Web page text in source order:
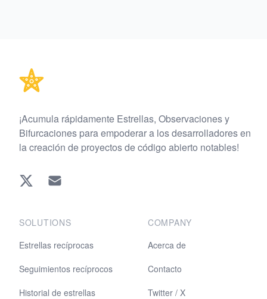
¡Acumula rápidamente Estrellas, Observaciones y
Bifurcaciones para empoderar a los desarrolladores en
la creación de proyectos de código abierto notables!
Twitter EMAIL
SOLUTIONS
Estrellas recíprocas
Seguimientos recíprocos
Historial de estrellas
COMPANY
Acerca de
Contacto
Twitter / X